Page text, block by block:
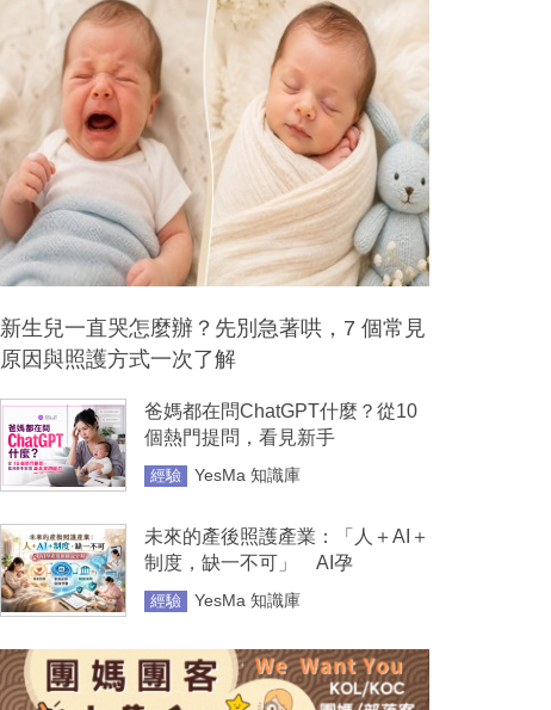
新生兒一直哭怎麼辦？先別急著哄，7 個常見
原因與照護方式一次了解
爸媽都在問ChatGPT什麼？從10
個熱門提問，看見新手
經驗 YesMa 知識庫
未來的產後照護產業：「人＋AI＋
制度，缺一不可」 AI孕
經驗 YesMa 知識庫